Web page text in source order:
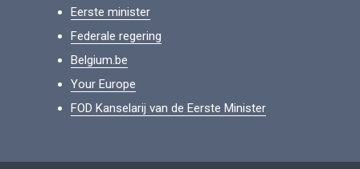
Eerste minister
Federale regering
Belgium.be
Your Europe
FOD Kanselarij van de Eerste Minister